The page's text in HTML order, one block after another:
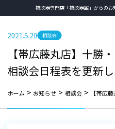
補聴器専門店「補聴器舘」からのお
2021.5.20 相談会
【帯広藤丸店】十
相談会日程表を更新し
ホーム > お知らせ > 相談会 > 【帯広